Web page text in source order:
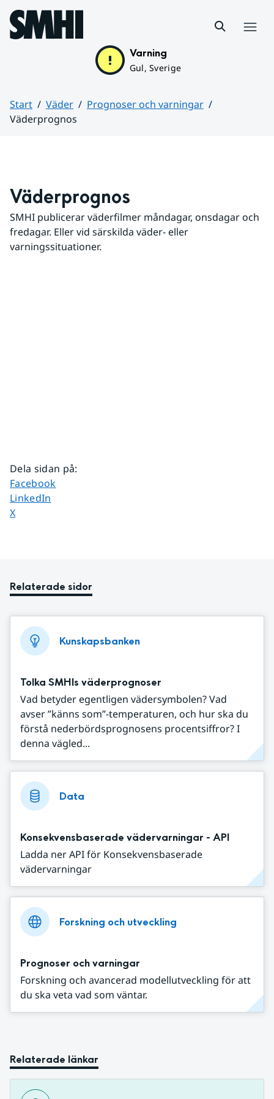
Hoppa till sidans innehåll
Varning
Gul, Sverige
Start Väder
Prognoser och varningar
Väderprognos
Väderprognos
SMHI publicerar väderfilmer måndagar, onsdagar och
fredagar. Eller vid särskilda väder- eller
varningssituationer.
Dela sidan på:
Dela sidan på
Facebook
Dela sidan på
LinkedIn
Dela sidan på
X
Relaterade sidor
Kunskapsbanken
Tolka SMHIs väderprognoser
Vad betyder egentligen vädersymbolen? Vad
avser ”känns som”-temperaturen, och hur ska du
förstå nederbördsprognosens procentsiffror? I
denna vägled...
Data
Konsekvensbaserade vädervarningar - API
Ladda ner API för Konsekvensbaserade
vädervarningar
Forskning och utveckling
Prognoser och varningar
Forskning och avancerad modellutveckling för att
du ska veta vad som väntar.
Relaterade länkar